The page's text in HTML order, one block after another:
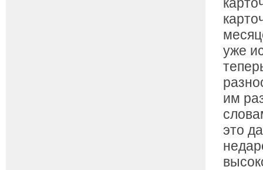
уже
им
это